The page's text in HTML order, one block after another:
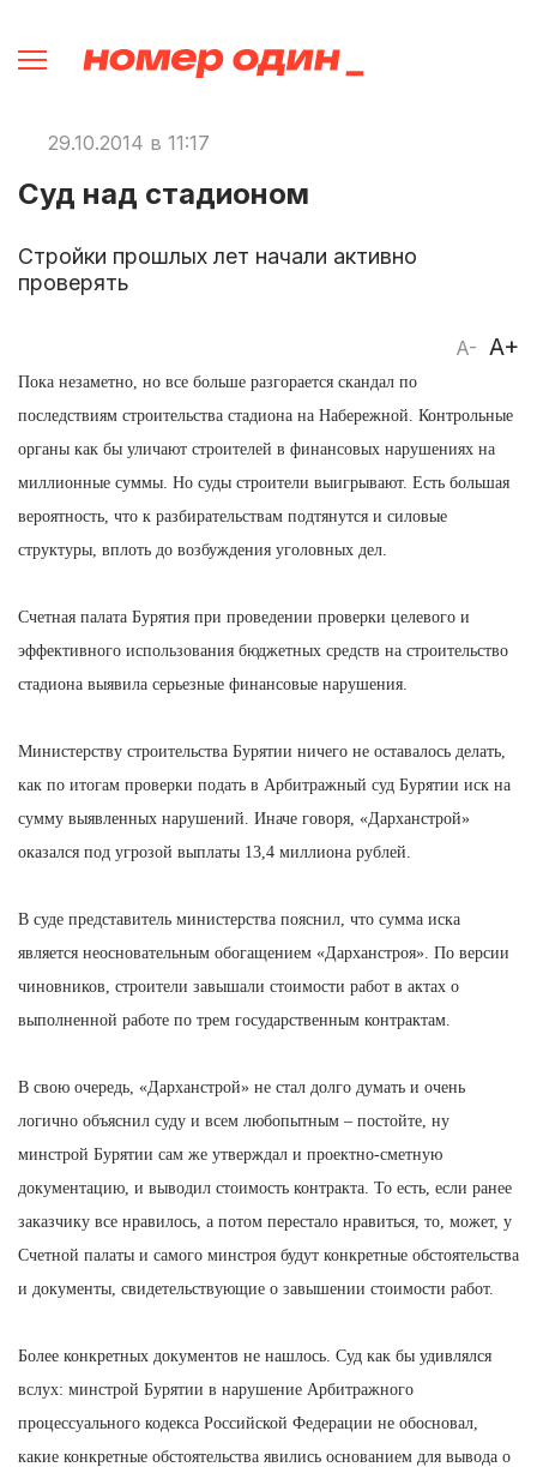
29.10.2014 в 11:17
Суд над стадионом
Стройки прошлых лет начали активно
проверять
A- A+
Пока незаметно, но все больше разгорается скандал по
последствиям строительства стадиона на Набережной. Контрольные
органы как бы уличают строителей в финансовых нарушениях на
миллионные суммы. Но суды строители выигрывают. Есть большая
вероятность, что к разбирательствам подтянутся и силовые
структуры, вплоть до возбуждения уголовных дел.
Счетная палата Бурятия при проведении проверки целевого и
эффективного использования бюджетных средств на строительство
стадиона выявила серьезные финансовые нарушения.
Министерству строительства Бурятии ничего не оставалось делать,
как по итогам проверки подать в Арбитражный суд Бурятии иск на
сумму выявленных нарушений. Иначе говоря, «Дарханстрой»
оказался под угрозой выплаты 13,4 миллиона рублей.
В суде представитель министерства пояснил, что сумма иска
является неосновательным обогащением «Дарханстроя». По версии
чиновников, строители завышали стоимости работ в актах о
выполненной работе по трем государственным контрактам.
В свою очередь, «Дарханстрой» не стал долго думать и очень
логично объяснил суду и всем любопытным – постойте, ну
минстрой Бурятии сам же утверждал и проектно-сметную
документацию, и выводил стоимость контракта. То есть, если ранее
заказчику все нравилось, а потом перестало нравиться, то, может, у
Счетной палаты и самого минстроя будут конкретные обстоятельства
и документы, свидетельствующие о завышении стоимости работ.
Более конкретных документов не нашлось. Суд как бы удивлялся
вслух: минстрой Бурятии в нарушение Арбитражного
процессуального кодекса Российской Федерации не обосновал,
какие конкретные обстоятельства явились основанием для вывода о